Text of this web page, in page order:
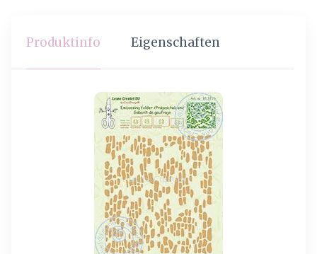
Produktinfo Eigenschaften